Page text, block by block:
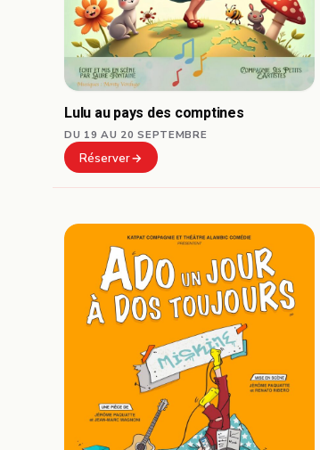
Lulu au pays des comptines
DU 19 AU 20 SEPTEMBRE
Réserver